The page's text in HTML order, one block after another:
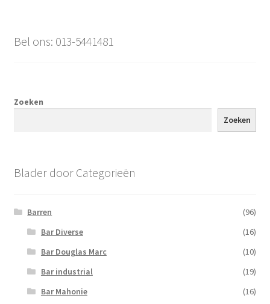
Bel ons: 013-5441481
Zoeken
Zoeken
Blader door Categorieën
Barren
(96)
Bar Diverse
(16)
Bar Douglas Marc
(10)
Bar industrial
(19)
Bar Mahonie
(16)